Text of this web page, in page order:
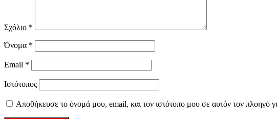
Σχόλιο *
Όνομα *
Email *
Ιστότοπος
Αποθήκευσε το όνομά μου, email, και τον ιστότοπο μου σε αυτόν τον πλοηγό